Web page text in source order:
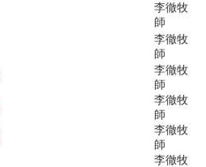
李徹牧
師
李徹牧
師
李徹牧
師
李徹牧
師
李徹牧
師
李徹牧